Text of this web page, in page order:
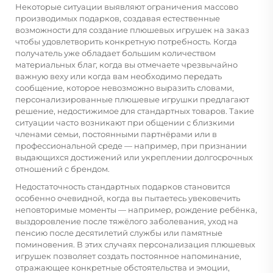
Некоторые ситуации выявляют ограничения массово
производимых подарков, создавая естественные
возможности для создание плюшевых игрушек на заказ
чтобы удовлетворить конкретную потребность. Когда
получатель уже обладает большим количеством
материальных благ, когда вы отмечаете чрезвычайно
важную веху или когда вам необходимо передать
сообщение, которое невозможно выразить словами,
персонализированные плюшевые игрушки предлагают
решение, недостижимое для стандартных товаров. Такие
ситуации часто возникают при общении с близкими
членами семьи, постоянными партнёрами или в
профессиональной среде — например, при признании
выдающихся достижений или укреплении долгосрочных
отношений с брендом.
Недостаточность стандартных подарков становится
особенно очевидной, когда вы пытаетесь увековечить
неповторимые моменты — например, рождение ребёнка,
выздоровление после тяжёлого заболевания, уход на
пенсию после десятилетий службы или памятные
поминовения. В этих случаях персонализация плюшевых
игрушек позволяет создать постоянное напоминание,
отражающее конкретные обстоятельства и эмоции,